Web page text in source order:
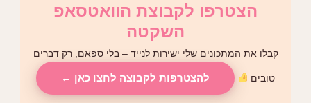
הצטרפו לקבוצת הוואטסאפ
השקטה
קבלו את המתכונים שלי ישירות לנייד – בלי ספאם, רק דברים
טובים להצטרפות לקבוצה לחצו כאן ←